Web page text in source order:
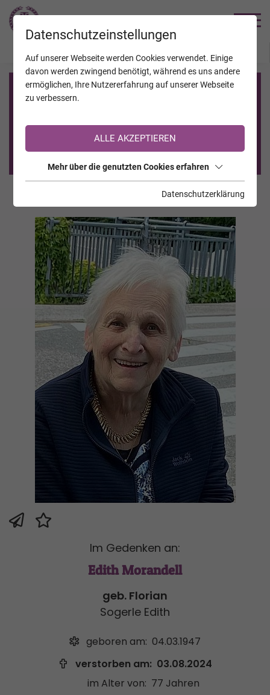
Registrierung auf TrauerHilfe.it
Sie sind noch nicht auf TrauerHilfe.it registriert?
>> zur kostenlosen Registrierung <<
Im Gedenken an:
Edith Morandell
geb. Florian
Sogerle Edith
geboren am: 04.03.1947
verstorben am: 03.08.2024
im Alter von: 77 Jahren
Datenschutzeinstellungen
Auf unserer Webseite werden Cookies verwendet. Einige
davon werden zwingend benötigt, während es uns andere
ermöglichen, Ihre Nutzererfahrung auf unserer Webseite
zu verbessern.
ALLE AKZEPTIEREN
Mehr über die genutzten Cookies erfahren
Datenschutzerklärung
JAHRESTAGE KALENDER VERSTORBENE